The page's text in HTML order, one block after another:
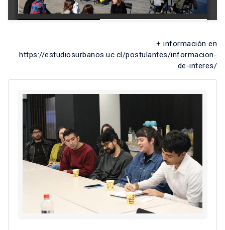
+ información en
https://estudiosurbanos.uc.cl/postulantes/informacion-
de-interes/